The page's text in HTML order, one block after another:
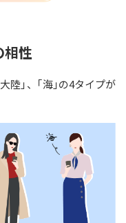
相性
陸｣、｢海｣の4タイプが